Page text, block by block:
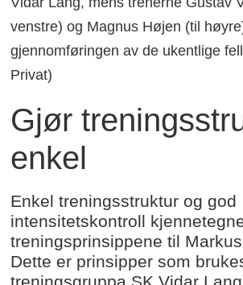
venstre) og Magnus Højen (til
gjennomføringen av de ukentlige
Privat)
Gjør
enkel
Enkel treningsstruktur og god
intensitetskontroll
treningsprinsippene til
Dette er prinsipper som
treningsgruppa SK Vidar